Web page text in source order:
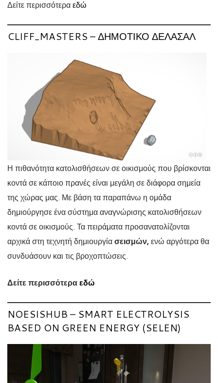
Δείτε περισσότεραεδώ
CLIFF_MASTERS – ΔΗΜΟΤΙΚΌ ΔΕΛΑΣΑΛ
Η πιθανότητα κατολισθήσεων σε οικισμούς που βρίσκονται
κοντά σε κάποιο πρανές είναι μεγάλη σε διάφορα σημεία
της χώρας μας. Με βάση τα παραπάνω η ομάδα
δημιούργησε ένα σύστημα αναγνώρισης κατολισθήσεων
κοντά σε οικισμούς. Τα πειράματα προσανατολίζονται
αρχικά στη τεχνητή δημιουργίασεισμών,ενώ αργότερα θα
συνδυάσουν και τις βροχοπτώσεις.
Δείτε περισσότεραεδώ
NOESISHUB – SMART ELECTROLYSIS
BASED ON GREEN ENERGY (SELEN)